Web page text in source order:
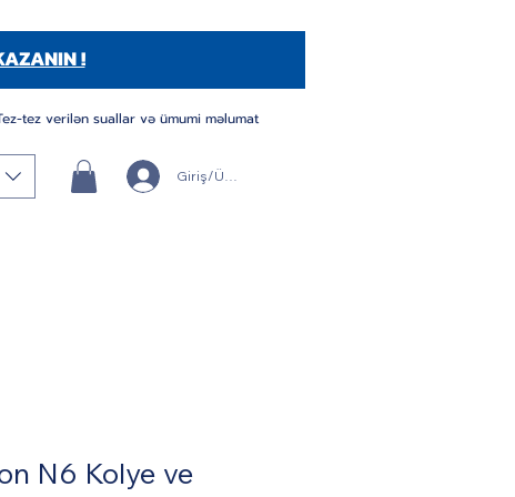
!
tez verilən suallar və ümumi məlumat
Giriş/Üye Ol
N6 Kolye ve